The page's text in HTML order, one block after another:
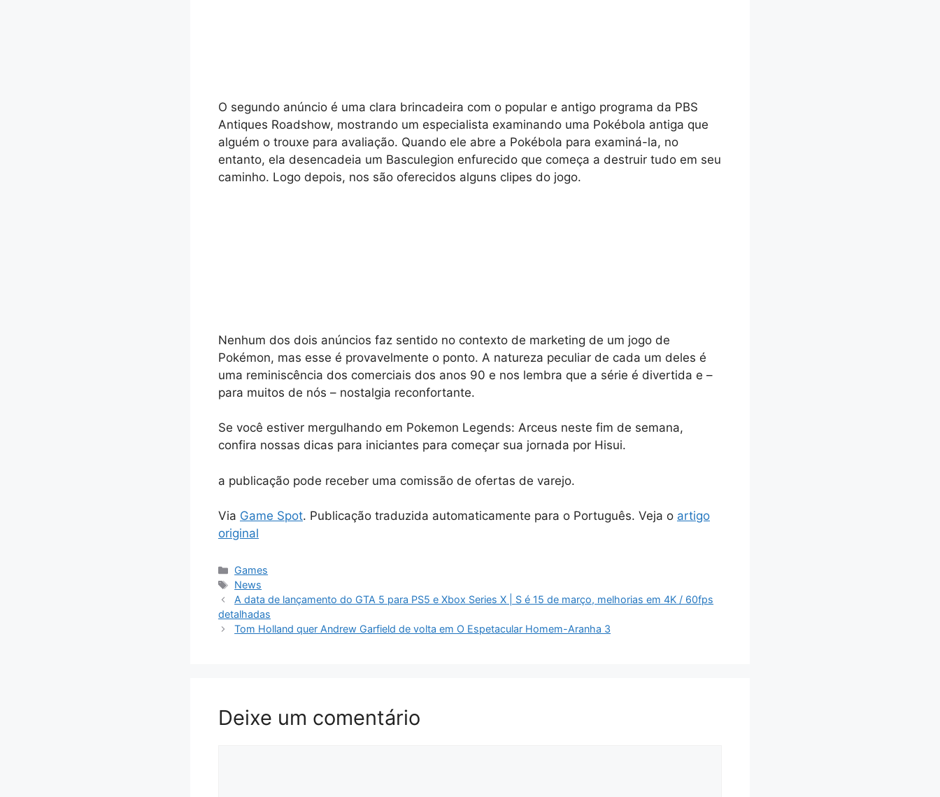
O segundo anúncio é uma clara brincadeira com o popular e antigo programa da PBS
Antiques Roadshow, mostrando um especialista examinando uma Pokébola antiga que
alguém o trouxe para avaliação. Quando ele abre a Pokébola para examiná-la, no
entanto, ela desencadeia um Basculegion enfurecido que começa a destruir tudo em seu
caminho. Logo depois, nos são oferecidos alguns clipes do jogo.
Nenhum dos dois anúncios faz sentido no contexto de marketing de um jogo de
Pokémon, mas esse é provavelmente o ponto. A natureza peculiar de cada um deles é
uma reminiscência dos comerciais dos anos 90 e nos lembra que a série é divertida e –
para muitos de nós – nostalgia reconfortante.
Se você estiver mergulhando em Pokemon Legends: Arceus neste fim de semana,
confira nossas dicas para iniciantes para começar sua jornada por Hisui.
a publicação pode receber uma comissão de ofertas de varejo.
Via Game Spot. Publicação traduzida automaticamente para o Português. Veja o artigo
original
Categorias
Games
Tags
News
A data de lançamento do GTA 5 para PS5 e Xbox Series X | S é 15 de março, melhorias em 4K / 60fps
detalhadas
Tom Holland quer Andrew Garfield de volta em O Espetacular Homem-Aranha 3
Deixe um comentário